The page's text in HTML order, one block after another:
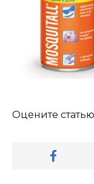
Оцените статью